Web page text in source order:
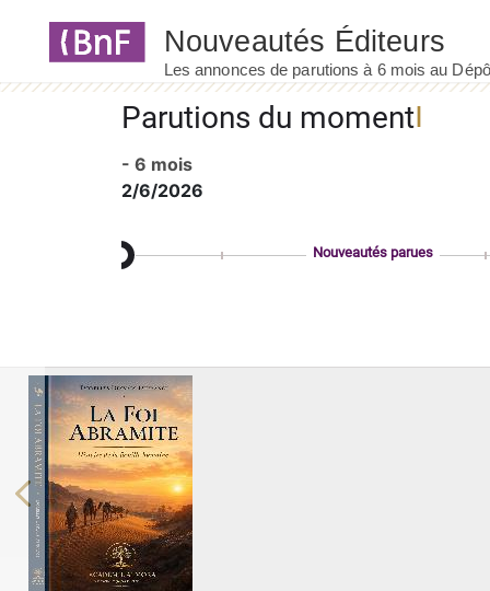
Parutions du moment
- 6 mois
2/6/2026
Nouveautés parues
Previous